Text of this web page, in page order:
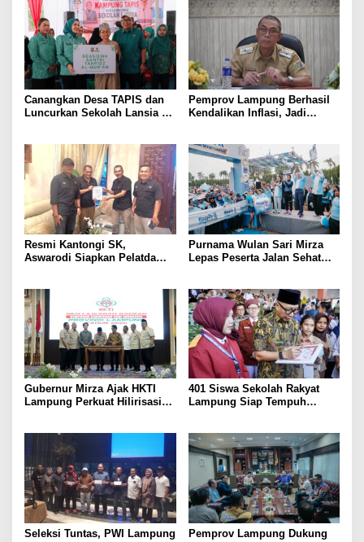
Soeratin Cup Piala Gubernur
Lampung
Canangkan Desa TAPIS dan
Luncurkan Sekolah Lansia di
Pembangunan SDM Dimulai
dari Desa
Pemprov Lampung Berhasil
Kendalikan Inflasi, Jadi
Resmi Kantongi SK,
Aswarodi Siapkan Pelatda
Purnama Wulan Sari Mirza
Lepas Peserta Jalan Sehat
Gubernur Mirza Ajak HKTI
Lampung Perkuat Hilirisasi
401 Siswa Sekolah Rakyat
Lampung Siap Tempuh
Emas
Seleksi Tuntas, PWI Lampung
Pemprov Lampung Dukung